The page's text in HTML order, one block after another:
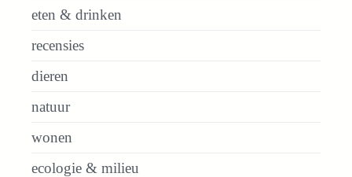
eten & drinken
recensies
dieren
natuur
wonen
ecologie & milieu